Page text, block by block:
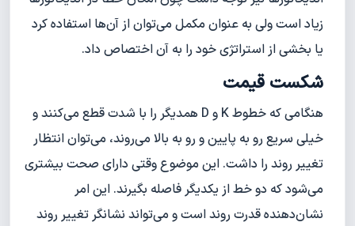
زیاد است ولی به عنوان مکمل می‌توان از آن‌ها استفاده کرد
یا بخشی از استراتژی خود را به آن اختصاص داد.
شکست قیمت
هنگامی‌ که خطوط K و D همدیگر را با شدت قطع می‌کنند و
خیلی سریع رو به پایین و رو به بالا می‌روند، می‌توان انتظار
تغییر روند را داشت. این موضوع وقتی دارای صحت بیشتری
می‌شود که دو خط از یکدیگر فاصله بگیرند. این امر
نشان‌دهنده قدرت روند است و می‌تواند نشانگر تغییر روند